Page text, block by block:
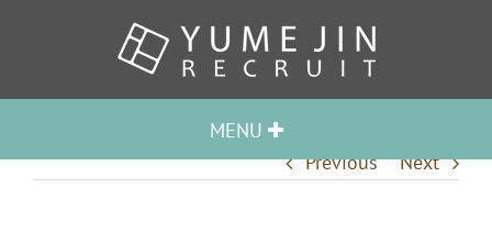
MENU
HOME
Previous Next